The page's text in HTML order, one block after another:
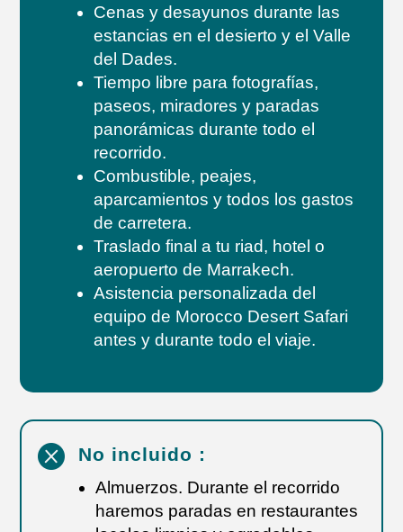
Cenas y desayunos durante las
estancias en el desierto y el Valle
del Dades.
Tiempo libre para fotografías,
paseos, miradores y paradas
panorámicas durante todo el
recorrido.
Combustible, peajes,
aparcamientos y todos los gastos
de carretera.
Traslado final a tu riad, hotel o
aeropuerto de Marrakech.
Asistencia personalizada del
equipo de Morocco Desert Safari
antes y durante todo el viaje.
 No incluido :
Almuerzos. Durante el recorrido
haremos paradas en restaurantes